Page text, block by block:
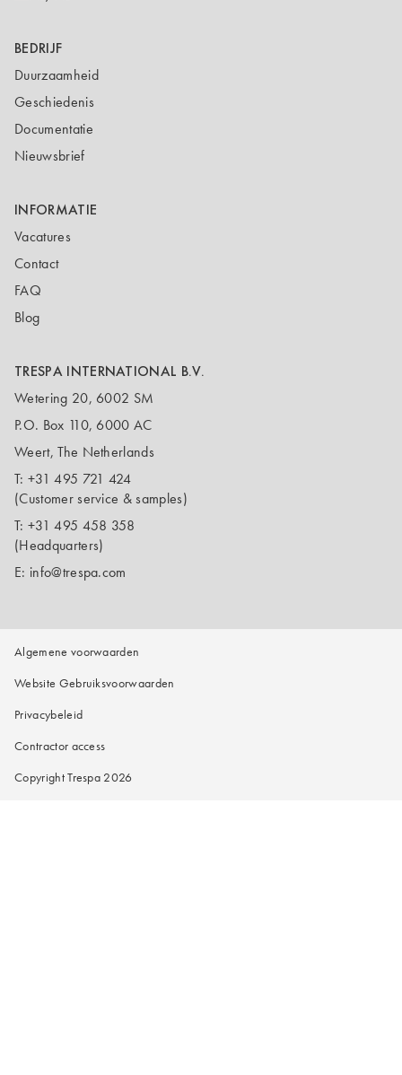
BEDRIJF
Duurzaamheid
Geschiedenis
Documentatie
Nieuwsbrief
INFORMATIE
Vacatures
Contact
FAQ
Blog
TRESPA INTERNATIONAL B.V.
Wetering 20, 6002 SM
P.O. Box 110, 6000 AC
Weert, The Netherlands
T: +31 495 721 424
(Customer service & samples)
T: +31 495 458 358
(Headquarters)
E: info@trespa.com
Algemene voorwaarden
Website Gebruiksvoorwaarden
Privacybeleid
Contractor access
Copyright Trespa 2026